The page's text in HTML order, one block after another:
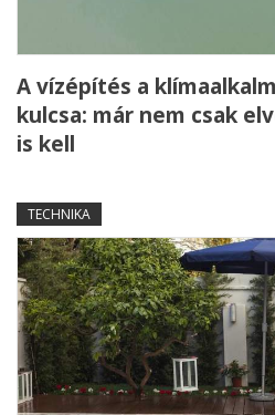
A vízépítés a
kulcsa: már nem csak
is kell
TECHNIKA